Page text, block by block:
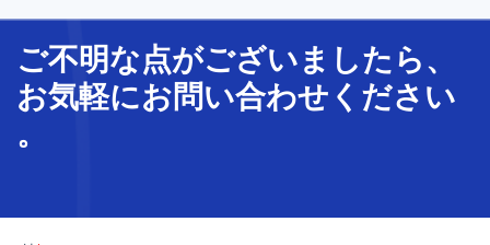
ご不明な点がございましたら、
お気軽にお問い合わせ ください
。